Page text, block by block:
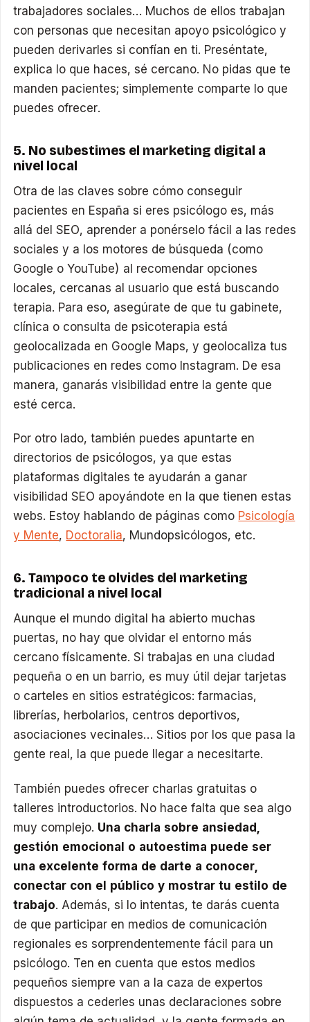
trabajadores sociales… Muchos de ellos trabajan
con personas que necesitan apoyo psicológico y
pueden derivarles si confían en ti. Preséntate,
explica lo que haces, sé cercano. No pidas que te
manden pacientes; simplemente comparte lo que
puedes ofrecer.
5. No subestimes el marketing digital a
nivel local
Otra de las claves sobre cómo conseguir
pacientes en España si eres psicólogo es, más
allá del SEO, aprender a ponérselo fácil a las redes
sociales y a los motores de búsqueda (como
Google o YouTube) al recomendar opciones
locales, cercanas al usuario que está buscando
terapia. Para eso, asegúrate de que tu gabinete,
clínica o consulta de psicoterapia está
geolocalizada en Google Maps, y geolocaliza tus
publicaciones en redes como Instagram. De esa
manera, ganarás visibilidad entre la gente que
esté cerca.
Por otro lado, también puedes apuntarte en
directorios de psicólogos, ya que estas
plataformas digitales te ayudarán a ganar
visibilidad SEO apoyándote en la que tienen estas
webs. Estoy hablando de páginas como Psicología
y Mente, Doctoralia, Mundopsicólogos, etc.
6. Tampoco te olvides del marketing
tradicional a nivel local
Aunque el mundo digital ha abierto muchas
puertas, no hay que olvidar el entorno más
cercano físicamente. Si trabajas en una ciudad
pequeña o en un barrio, es muy útil dejar tarjetas
o carteles en sitios estratégicos: farmacias,
librerías, herbolarios, centros deportivos,
asociaciones vecinales… Sitios por los que pasa la
gente real, la que puede llegar a necesitarte.
También puedes ofrecer charlas gratuitas o
talleres introductorios. No hace falta que sea algo
muy complejo. Una charla sobre ansiedad,
gestión emocional o autoestima puede ser
una excelente forma de darte a conocer,
conectar con el público y mostrar tu estilo de
trabajo. Además, si lo intentas, te darás cuenta
de que participar en medios de comunicación
regionales es sorprendentemente fácil para un
psicólogo. Ten en cuenta que estos medios
pequeños siempre van a la caza de expertos
dispuestos a cederles unas declaraciones sobre